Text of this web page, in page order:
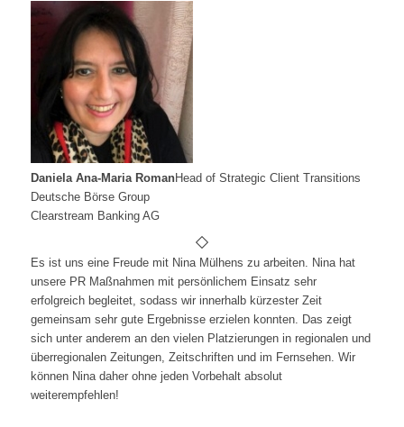
Daniela Ana-Maria RomanHead of Strategic Client Transitions
Deutsche Börse Group
Clearstream Banking AG
Es ist uns eine Freude mit Nina Mülhens zu arbeiten. Nina hat
unsere PR Maßnahmen mit persönlichem Einsatz sehr
erfolgreich begleitet, sodass wir innerhalb kürzester Zeit
gemeinsam sehr gute Ergebnisse erzielen konnten. Das zeigt
sich unter anderem an den vielen Platzierungen in regionalen und
überregionalen Zeitungen, Zeitschriften und im Fernsehen. Wir
können Nina daher ohne jeden Vorbehalt absolut
weiterempfehlen!